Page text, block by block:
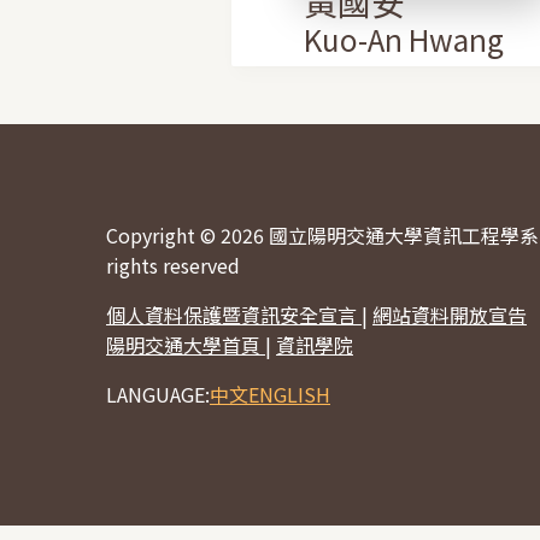
Kuo-An Hwang
Copyright © 2026 國立陽明交通大學資訊工程學
rights reserved
個人資料保護暨資訊安全宣言 | 網站資料開放宣告
陽明交通大學首頁 | 資訊學院
LANGUAGE:中文ENGLISH